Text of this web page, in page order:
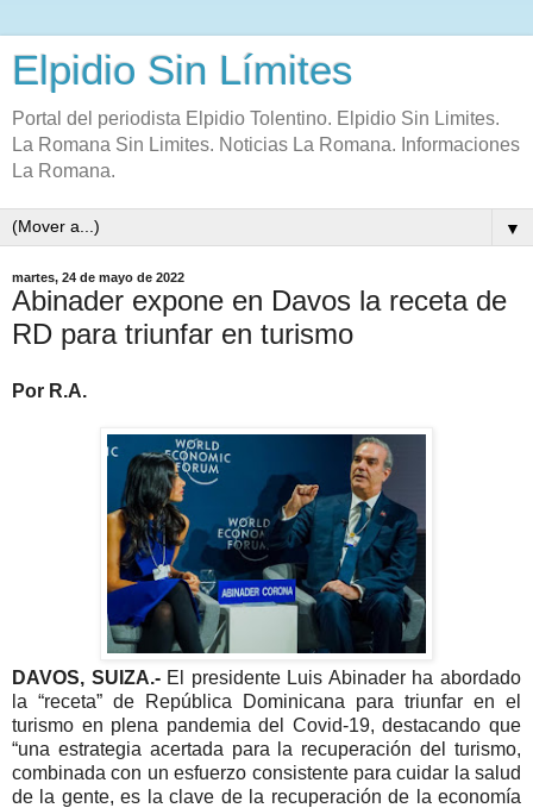
Elpidio Sin Límites
Portal del periodista Elpidio Tolentino. Elpidio Sin Limites.
La Romana Sin Limites. Noticias La Romana. Informaciones
La Romana.
▼
martes, 24 de mayo de 2022
Abinader expone en Davos la receta de
RD para triunfar en turismo
Por R.A.
DAVOS, SUIZA.- El presidente Luis Abina­der ha abordado
la “receta” de República Dominicana para triunfar en el
turismo en plena pandemia del Covid-19, destacando que
“una estrategia acerta­da para la recuperación del turismo,
combinada con un esfuerzo consistente para cuidar la salud
de la gente, es la clave de la recupera­ción de la economía